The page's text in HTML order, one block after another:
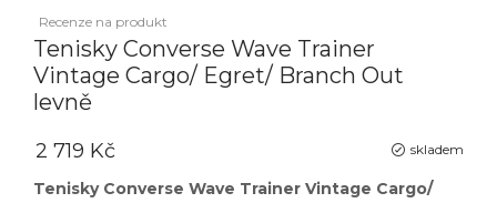
Recenze na produkt
Tenisky Converse Wave Trainer
Vintage Cargo/ Egret/ Branch Out
levně
skladem
2 719 Kč
Tenisky Converse Wave Trainer Vintage Cargo/